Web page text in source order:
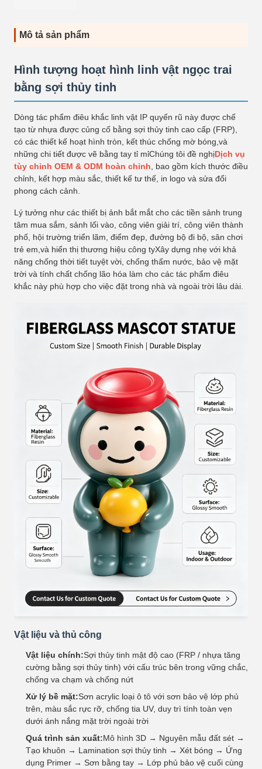
Mô tả sản phẩm
Hình tượng hoạt hình linh vật ngọc trai
bằng sợi thủy tinh
Dòng tác phẩm điêu khắc linh vật IP quyến rũ này được chế
tạo từ nhựa được củng cố bằng sợi thủy tinh cao cấp (FRP),
có các thiết kế hoạt hình tròn, kết thúc chống mờ bóng,và
những chi tiết được vẽ bằng tay tỉ mỉChúng tôi đề nghịDịch vụ
tùy chỉnh OEM & ODM hoàn chỉnh, bao gồm kích thước điều
chỉnh, kết hợp màu sắc, thiết kế tư thế, in logo và sửa đổi
phong cách cảnh.
Lý tưởng như các thiết bị ảnh bắt mắt cho các tiền sảnh trung
tâm mua sắm, sảnh lối vào, công viên giải trí, công viên thành
phố, hội trường triển lãm, điểm đẹp, đường bộ đi bộ, sân chơi
trẻ em,và hiển thị thương hiệu công tyXây dựng nhẹ với khả
năng chống thời tiết tuyệt vời, chống thấm nước, bảo vệ mặt
trời và tính chất chống lão hóa làm cho các tác phẩm điêu
khắc này phù hợp cho việc đặt trong nhà và ngoài trời lâu dài.
Vật liệu và thủ công
Vật liệu chính:Sợi thủy tinh mật độ cao (FRP / nhựa tăng
cường bằng sợi thủy tinh) với cấu trúc bên trong vững chắc,
chống va chạm và chống nứt
Xử lý bề mặt:Sơn acrylic loại ô tô với sơn bảo vệ lớp phủ
trên, màu sắc rực rỡ, chống tia UV, duy trì tính toàn vẹn
dưới ánh nắng mặt trời ngoài trời
Quá trình sản xuất:Mô hình 3D → Nguyên mẫu đất sét →
Tạo khuôn → Lamination sợi thủy tinh → Xét bóng → Ứng
dụng Primer → Sơn bằng tay → Lớp phủ bảo vệ cuối cùng